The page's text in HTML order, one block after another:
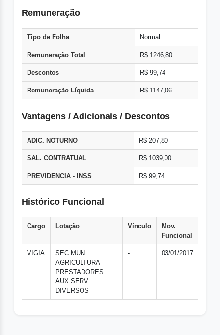
Remuneração
Tipo de Folha Normal
Remuneração Total R$ 1246,80
Descontos R$ 99,74
Remuneração Líquida R$ 1147,06
Vantagens / Adicionais / Descontos
ADIC. NOTURNO R$ 207,80
SAL. CONTRATUAL R$ 1039,00
PREVIDENCIA - INSS R$ 99,74
Histórico Funcional
Cargo Lotação Vínculo
Mov.
Funcional
VIGIA
SEC MUN
AGRICULTURA
PRESTADORES
AUX SERV
DIVERSOS
- 03/01/2017